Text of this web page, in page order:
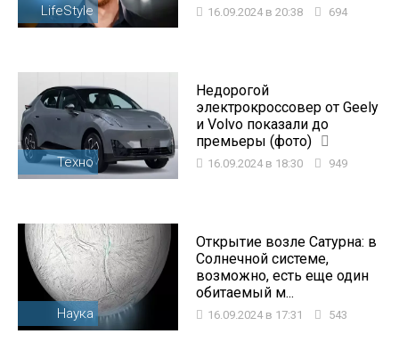
LifeStyle 16.09.2024 в 20:38 694
Техно
Недорогой
электрокроссовер от Geely
и Volvo показали до
премьеры (фото)
16.09.2024 в 18:30 949
Наука
Открытие возле Сатурна: в
Солнечной системе,
возможно, есть еще один
обитаемый м...
16.09.2024 в 17:31 543